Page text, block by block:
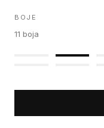
BOJE
11 boja